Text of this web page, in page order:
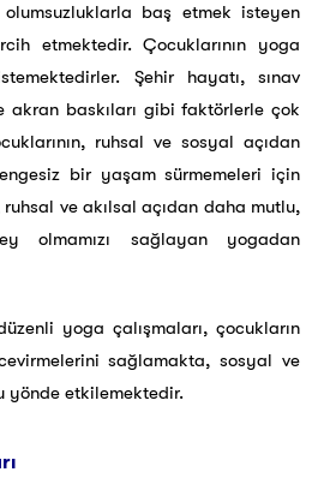
baş etmek isteyen
etmektedir. Çocuklarının yoga
Şehir hayatı, sınav
akran baskıları gibi faktörlerle çok
ruhsal ve sosyal açıdan
bir yaşam sürmemeleri için
ve akılsal açıdan daha mutlu,
olmamızı sağlayan yogadan
yoga çalışmaları, çocukların
sağlamakta, sosyal ve
yönde etkilemektedir.